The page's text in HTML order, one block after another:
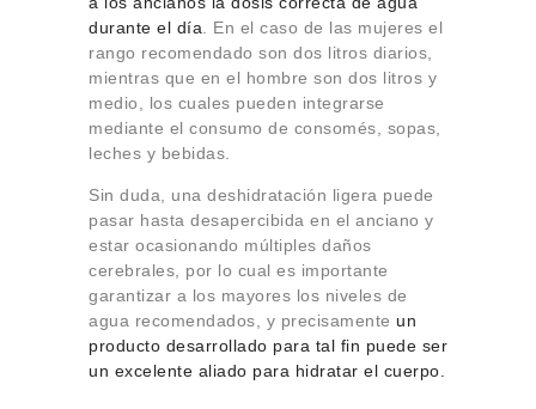
durante el día . En el caso de las mujeres el
rango recomendado son dos litros diarios,
mientras que en el hombre son dos litros y
medio, los cuales pueden integrarse
mediante el consumo de consomés, sopas,
leches y bebidas.
Sin duda, una deshidratación ligera puede
pasar hasta desapercibida en el anciano y
estar ocasionando múltiples daños
cerebrales, por lo cual es importante
garantizar a los mayores los niveles de
agua recomendados, y precisamente un
producto desarrollado para tal fin puede ser
un excelente aliado para hidratar el cuerpo.